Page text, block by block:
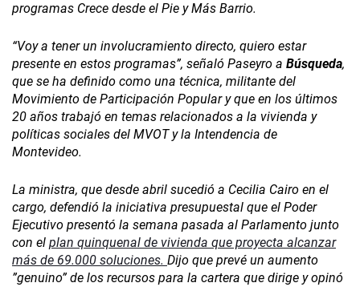
programas Crece desde el Pie y Más Barrio.
“Voy a tener un involucramiento directo, quiero estar
presente en estos programas”, señaló Paseyro a Búsqueda,
que se ha definido como una técnica, militante del
Movimiento de Participación Popular y que en los últimos
20 años trabajó en temas relacionados a la vivienda y
políticas sociales del MVOT y la Intendencia de
Montevideo.
La ministra, que desde abril sucedió a Cecilia Cairo en el
cargo, defendió la iniciativa presupuestal que el Poder
Ejecutivo presentó la semana pasada al Parlamento junto
con el plan quinquenal de vivienda que proyecta alcanzar
más de 69.000 soluciones. Dijo que prevé un aumento
”genuino” de los recursos para la cartera que dirige y opinó